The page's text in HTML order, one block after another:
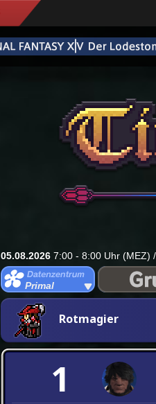
05.08.2026 7:00 - 8:00 Uhr (MEZ)
Primal
Rotmagier
1